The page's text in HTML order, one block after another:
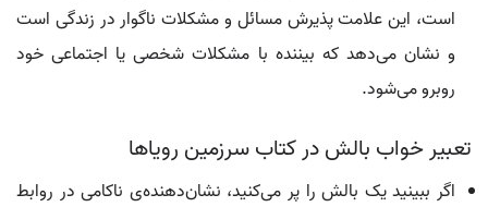
است، این علامت پذیرش مسائل و مشکلات ناگوار در زندگی است
و نشان می‌دهد که بیننده با مشکلات شخصی یا اجتماعی خود
روبرو می‌شود.
تعبیر خواب بالش در کتاب سرزمین رویاها
اگر ببینید یک بالش را پر می‌کنید، نشان‌دهنده‌ی ناکامی در روابط